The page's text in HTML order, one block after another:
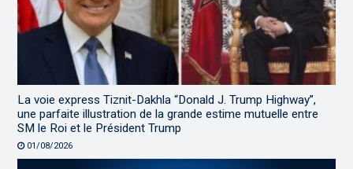
La voie express Tiznit-Dakhla “Donald J. Trump Highway”,
une parfaite illustration de la grande estime mutuelle entre
SM le Roi et le Président Trump
01/08/2026